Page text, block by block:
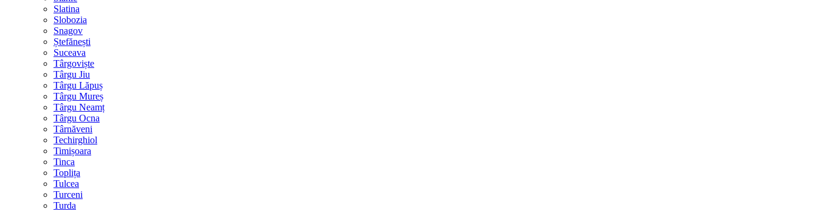
Slatina
Slobozia
Snagov
Ștefănești
Suceava
Târgoviște
Târgu Jiu
Târgu Lăpuș
Târgu Mureș
Târgu Neamț
Târgu Ocna
Târnăveni
Techirghiol
Timișoara
Tinca
Toplița
Tulcea
Turceni
Turda